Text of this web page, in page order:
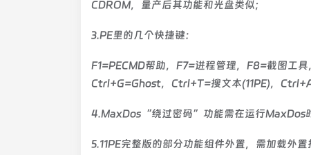
CDROM，量产后其功能和光盘类似；
3.PE里的几个快捷键：
F1=PECMD帮助，F7=进程管理，F8=截图工
Ctrl+G=Ghost，Ctrl+T=搜文本(11PE)，
4.MaxDos“绕过密码”功能需在运行MaxDos
5.11PE完整版的部分功能组件外置，需加载外置